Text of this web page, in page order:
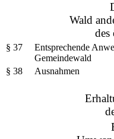
Wald
des
§ 37
Entsprechende
Gemeindewald
§ 38
Ausnahmen